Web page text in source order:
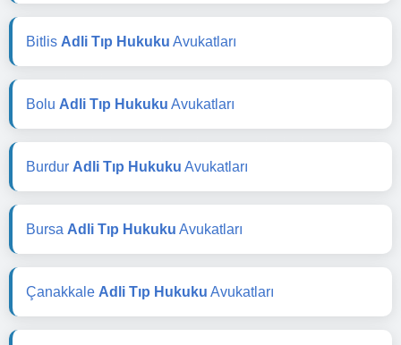
Bitlis Adli Tıp Hukuku Avukatları
Bolu Adli Tıp Hukuku Avukatları
Burdur Adli Tıp Hukuku Avukatları
Bursa Adli Tıp Hukuku Avukatları
Çanakkale Adli Tıp Hukuku Avukatları